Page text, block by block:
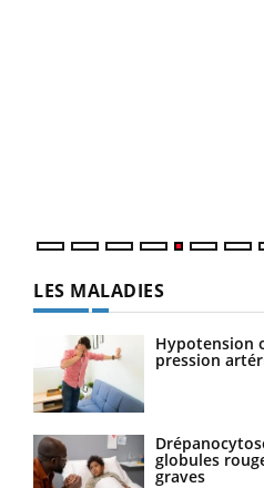
LES MALADIES
Hypotension
pression
globules
graves